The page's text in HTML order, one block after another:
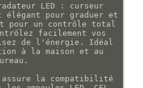
LED : curseur
pour graduer et
pour un contrôle total
facilement vos
de l'énergie. Idéal
à la maison et au
la compatibilité